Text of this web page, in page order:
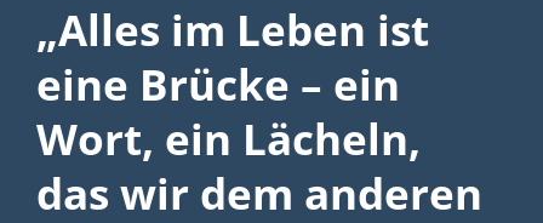
„Alles im Leben ist
eine Brücke – ein
Wort, ein Lächeln,
das wir dem anderen